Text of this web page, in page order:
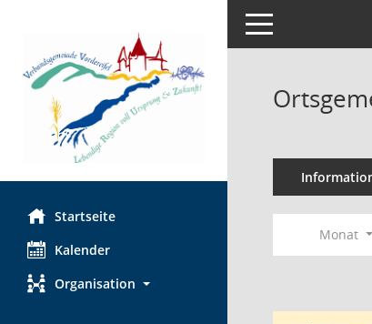
Startseite
Kalender
Organisation
Toggle navigation
Monat